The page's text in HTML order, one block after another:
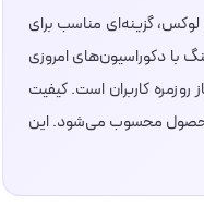
گزینه‌ای مناسب برای
دکوراسیون‌های امروزی
روزمره کاربران است. کیفیت
محصول محسوب می‌شود. این